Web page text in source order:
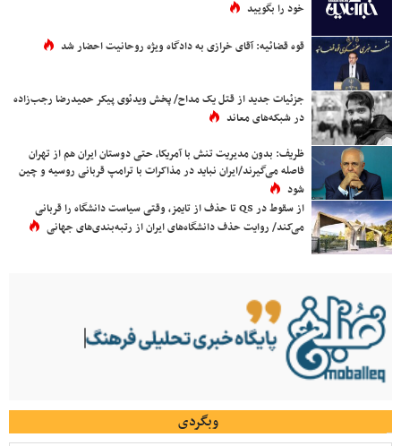
خود را بگویید
قوه قضائیه: آقای خرازی به دادگاه ویژه روحانیت احضار شد
جزئیات جدید از قتل یک مداح/ پخش ویدئوی پیکر حمیدرضا رجب‌زاده
در شبکه‌های معاند
ظریف: بدون مدیریت تنش با آمریکا، حتی دوستان ایران هم از تهران
فاصله می‌گیرند/ایران نباید در مذاکرات با ترامپ قربانی روسیه و چین
شود
از سقوط در QS تا حذف از تایمز، وقتی سیاست دانشگاه را قربانی
می‌کند/ روایت حذف دانشگاه‌های ایران از رتبه‌بندی‌های جهانی
وبگردی